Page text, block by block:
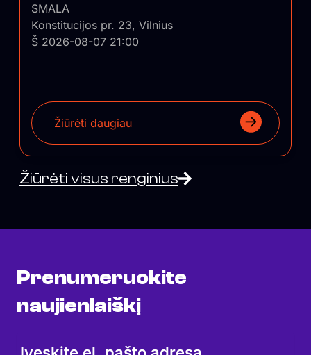
SMALA
Konstitucijos pr. 23, Vilnius
Š 2026-08-07 21:00
Žiūrėti daugiau
Žiūrėti visus renginius
Prenumeruokite
naujienlaiškį